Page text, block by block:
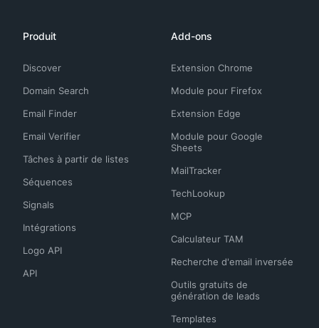
Produit
Discover
Domain Search
Email Finder
Email Verifier
Tâches à partir de listes
Séquences
Signals
Intégrations
Logo API
API
Add-ons
Extension Chrome
Module pour Firefox
Extension Edge
Module pour Google
Sheets
MailTracker
TechLookup
MCP
Calculateur TAM
Recherche d'email inversée
Outils gratuits de
génération de leads
Templates